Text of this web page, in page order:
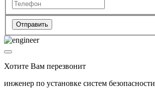
Отправить
Хотите Вам перезвонит
инженер по установке систем безопасности